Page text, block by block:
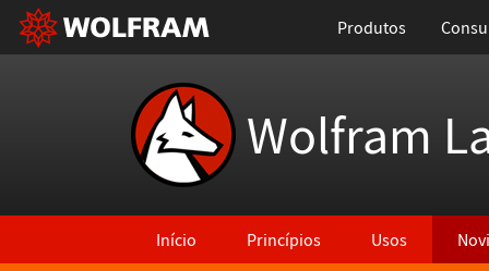
Produtos
Wolfram
Início Princípios Usos